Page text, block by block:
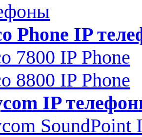
Phone IP
7800 IP Phone
8800 IP Phone
IP
SoundPoint